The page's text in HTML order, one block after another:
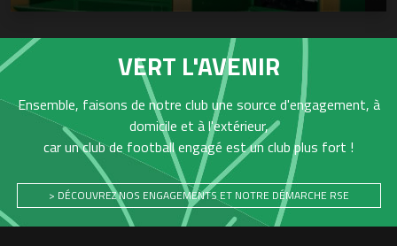
VERT L'AVENIR
Ensemble, faisons de notre club une source d'engagement, à
domicile et à l'extérieur,
car un club de football engagé est un club plus fort !
> DÉCOUVREZ NOS ENGAGEMENTS ET NOTRE DÉMARCHE RSE